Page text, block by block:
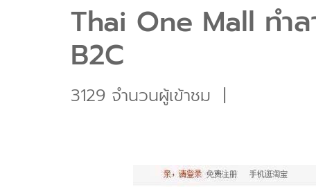
Thai One Mall ทำ
B2C
3129 จำนวนผู้เข้าชม |